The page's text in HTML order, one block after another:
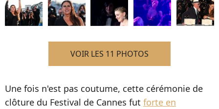
VOIR LES 11 PHOTOS
Une fois n'est pas coutume, cette cérémonie de
clôture du Festival de Cannes fut forte en